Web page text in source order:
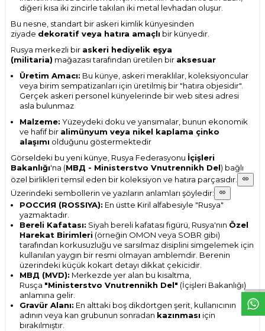
diğeri kısa iki zincirle takılan iki metal levhadan oluşur.
Bu nesne, standart bir askeri kimlik künyesinden
ziyade dekoratif veya hatıra amaçlı bir künyedir.
Rusya merkezli bir askeri hediyelik eşya
(militaria) mağazası tarafından üretilen bir aksesuar
Üretim Amacı: Bu künye, askeri meraklılar, koleksiyoncular
veya birim sempatizanları için üretilmiş bir "hatıra objesidir".
Gerçek askeri personel künyelerinde bir web sitesi adresi
asla bulunmaz
Malzeme: Yüzeydeki doku ve yansımalar, bunun ekonomik
ve hafif bir alimünyum veya nikel kaplama çinko
alaşımı olduğunu göstermektedir
Görseldeki bu yeni künye, Rusya Federasyonu İçişleri
Bakanlığı'na (МВД - Ministerstvo Vnutrennikh Del) bağlı
özel birlikleri temsil eden bir koleksiyon ve hatıra parçasıdır.
Üzerindeki sembollerin ve yazıların anlamları şöyledir:
РОССИЯ (ROSSIYA): En üstte Kiril alfabesiyle "Rusya"
yazmaktadır.
Bereli Kafatası: Siyah bereli kafatası figürü, Rusya'nın Özel
Harekat Birimleri (örneğin OMON veya SOBR gibi)
tarafından korkusuzluğu ve sarsılmaz disiplini simgelemek için
kullanılan yaygın bir resmi olmayan amblemdir. Berenin
üzerindeki küçük kokart detayı dikkat çekicidir.
МВД (MVD): Merkezde yer alan bu kısaltma,
Rusça "Ministerstvo Vnutrennikh Del" (İçişleri Bakanlığı)
anlamına gelir.
Gravür Alanı: En alttaki boş dikdörtgen şerit, kullanıcının
adının veya kan grubunun sonradan kazınması için
bırakılmıştır.